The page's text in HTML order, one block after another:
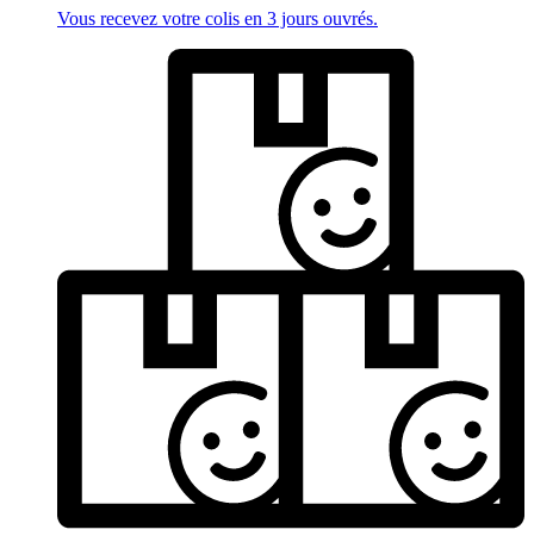
Vous recevez votre colis en 3 jours ouvrés.